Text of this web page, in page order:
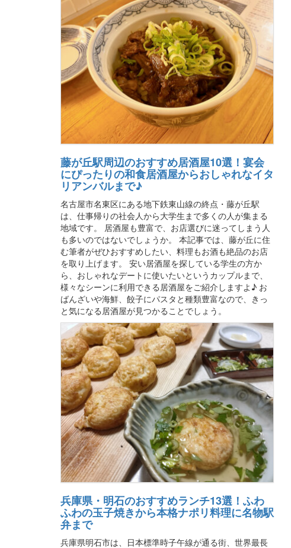
藤が丘駅周辺のおすすめ居酒屋10選！宴会
にぴったりの和食居酒屋からおしゃれなイタ
リアンバルまで♪
名古屋市名東区にある地下鉄東山線の終点・藤が丘駅
は、仕事帰りの社会人から大学生まで多くの人が集まる
地域です。 居酒屋も豊富で、お店選びに迷ってしまう人
も多いのではないでしょうか。 本記事では、藤が丘に住
む筆者がぜひおすすめしたい、料理もお酒も絶品のお店
を取り上げます。 安い居酒屋を探している学生の方か
ら、おしゃれなデートに使いたいというカップルまで、
様々なシーンに利用できる居酒屋をご紹介しますよ♪ お
ばんざいや海鮮、餃子にパスタと種類豊富なので、きっ
と気になる居酒屋が見つかることでしょう。
兵庫県・明石のおすすめランチ13選！ふわ
ふわの玉子焼きから本格ナポリ料理に名物駅
弁まで
兵庫県明石市は、日本標準時子午線が通る街、世界最長